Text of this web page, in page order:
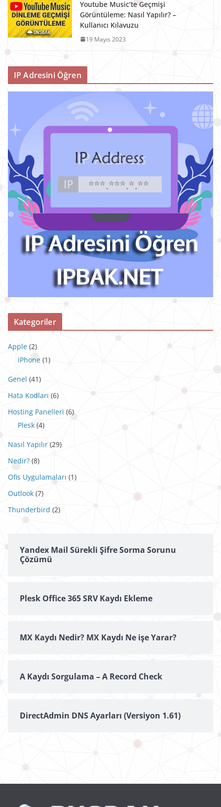
Youtube Music’te Geçmişi
Görüntüleme: Nasıl Yapılır? –
Kullanıcı Kılavuzu
19 Mayıs 2023
IP Adresini Öğren
Kategoriler
Apple (2)
iPhone (1)
Genel (41)
Hata Kodları (6)
Hosting Panelleri (6)
Plesk (4)
Nasıl Yapılır (29)
Nedir? (8)
Ofis Uygulamaları (1)
Outlook (7)
Thunderbird (2)
Yandex Mail Sürekli Şifre Sorma Sorunu
Çözümü
Plesk Office 365 SRV Kaydı Ekleme
MX Kaydı Nedir? MX Kaydı Ne işe Yarar?
A Kaydı Sorgulama – A Record Check
DirectAdmin DNS Ayarları (Versiyon 1.61)